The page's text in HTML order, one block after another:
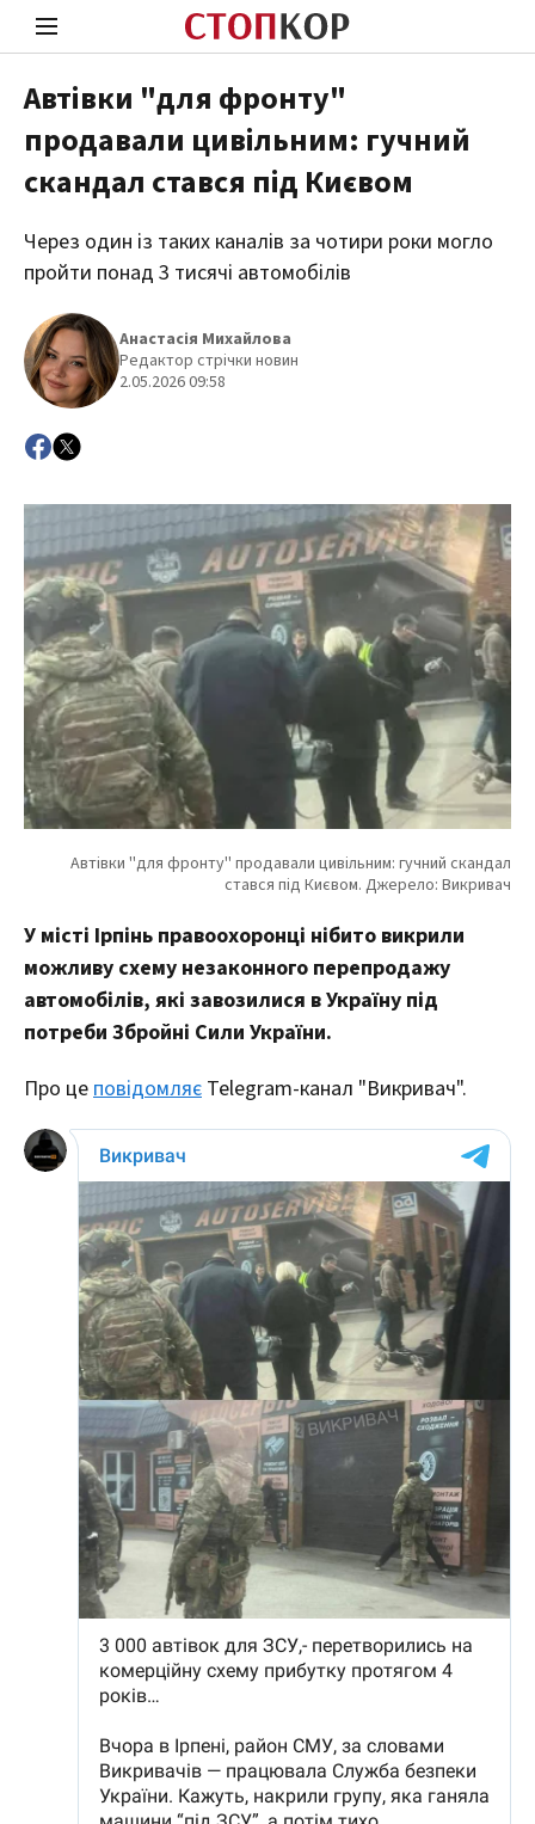
Стоп Політичній Корупції
Політика
Автівки "для фронту"
продавали цивільним: гучний
скандал стався під Києвом
Через один із таких каналів за чотири роки могло
пройти понад 3 тисячі автомобілів
Анастасія Михайлова
Редактор стрічки новин
2.05.2026 09:58
У місті Ірпінь правоохоронці нібито викрили
можливу схему незаконного перепродажу
автомобілів, які завозилися в Україну під
потреби Збройні Сили України.
Про це повідомляє Telegram-канал "Викривач".